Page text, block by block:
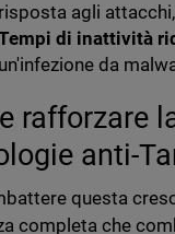
risposta agli
di inattività
un'infezione da
rafforzare
anti-
questa
completa che